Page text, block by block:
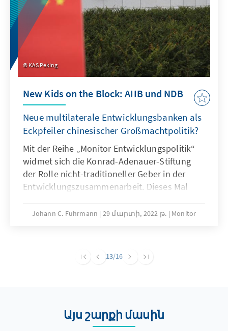
KAS Peking
New Kids on the Block: AIIB und NDB
Neue multilaterale Entwicklungsbanken als
Eckpfeiler chinesischer Großmachtpolitik?
Mit der Reihe „Monitor Entwicklungspolitik“
widmet sich die Konrad-Adenauer-Stiftung
der Rolle nicht-traditioneller Geber in der
Entwicklungszusammenarbeit. Dieses Mal
Entwicklungsbanken: die NDB der BRICS-
USA in der Entwicklungsfinanzierung heraus
Johann C. Fuhrmann 29 մարտի, 2022 թ. Monitor
13/16
Այս շարքի մասին